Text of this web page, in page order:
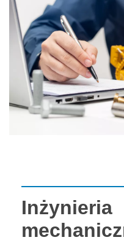
Inżynieria